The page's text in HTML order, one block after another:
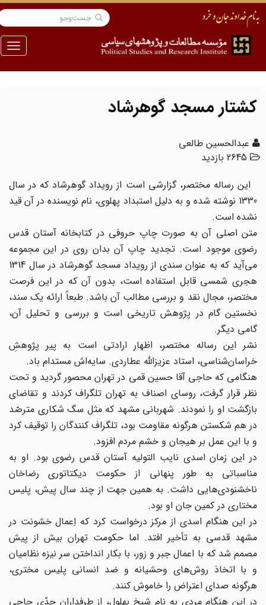
منو
کشتار مسجد گوهرشاد
عبدالحسین طالعی‏
2645 بازدید
این رساله مختصر، گزارشی است از رویداد گوهرشاد که در سال
1330 نوشته شده و به دلیل استبداد پهلوی، نام نویسنده در آن قید
نشده است.
متن اصلی آن به صورت چاپ حروفی در کتابخانه آستان قدس
رضوی موجود است. تجدید چاپ آن بدان روی در این مجموعه
می‌‌آید که به عنوان سندی از رویداد مسجد گوهرشاد در سال 1314
هجری شمسی قابل استفاده است، بدون آن که در این فرصت
مختصر، مجال نقد و بررسی مطالب آن باشد. طبعاً ارائه یک سند،
نخستین گام در پژوهش تاریخی است و بررسی و تحلیل آن،
گامی دیگر.
نشر این رساله مختصر، اظهار ارادتی است به پیر پژوهشِ
خراسان‌شناسی، استاد عزیزاللّه عطاردی. سایه‌‌اش مستدام باد.
هنگامی که حاجی آقا حسین قمی در تهران محصور گردید و تحت
نظر قرار گرفت، روسای اصناف به تهران تلگراف کردند و تقاضای
بازگشت او را نمودند. شهربانی مشهد که مثل سگ شکاری مترصّد
در هم شکستن هرگونه مقاومت بود، تلگراف کنندگان را توقیف کرد
و با این عمل بر هیجان و خشم مردم افزود.
در این زمان اسدی نایب التولیه آستان قدس رضوی بود. او به
مناسباتی به طور پنهانی از حکومت دیکتاتوری رضاخان
ناخشنودی‌هایی داشت. به همین جهت از چند سال پیش، پلیس
مختاری در کمین جان او بود.
در این هنگام اسدی از مرکز درخواست کرد که اِعمال خشونت در
مشهد قدسی به تأخیر افتد. اما حکومت تهران بیش از پیش
مصمم شد که با اعمال جبر و زور، با بکار انداختن سر نیزه نظامیان
و با اتخاذ روش‌های وحشیانه و ضد انسانی پلیس مختری،
هرگونه صدای اعتراض را خاموش کنند.
در این هنگام مردی به نام شیخ بهلول، از طرفداران جدّی حاجی